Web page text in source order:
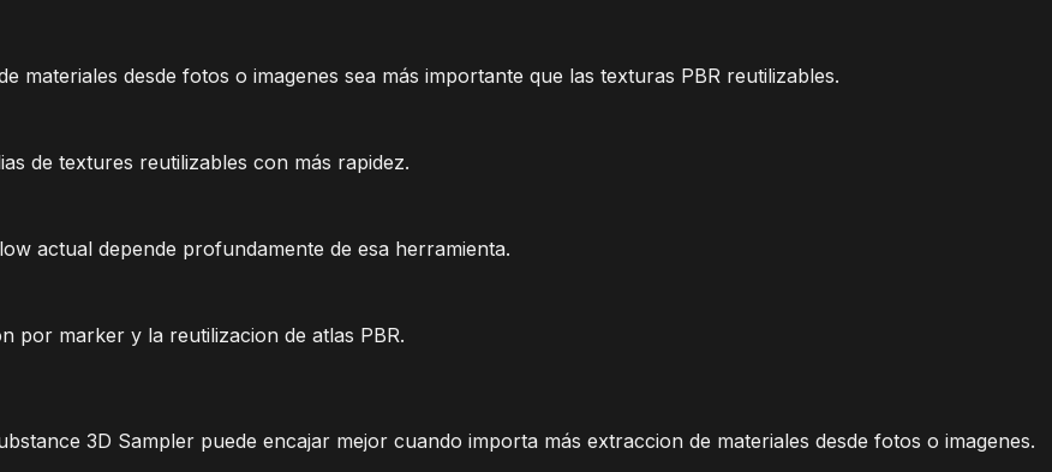
materiales desde fotos o imagenes sea más importante que las texturas PBR reutilizables.
de textures reutilizables con más rapidez.
actual depende profundamente de esa herramienta.
por marker y la reutilizacion de atlas PBR.
3D Sampler puede encajar mejor cuando importa más extraccion de materiales desde fotos o imagenes.